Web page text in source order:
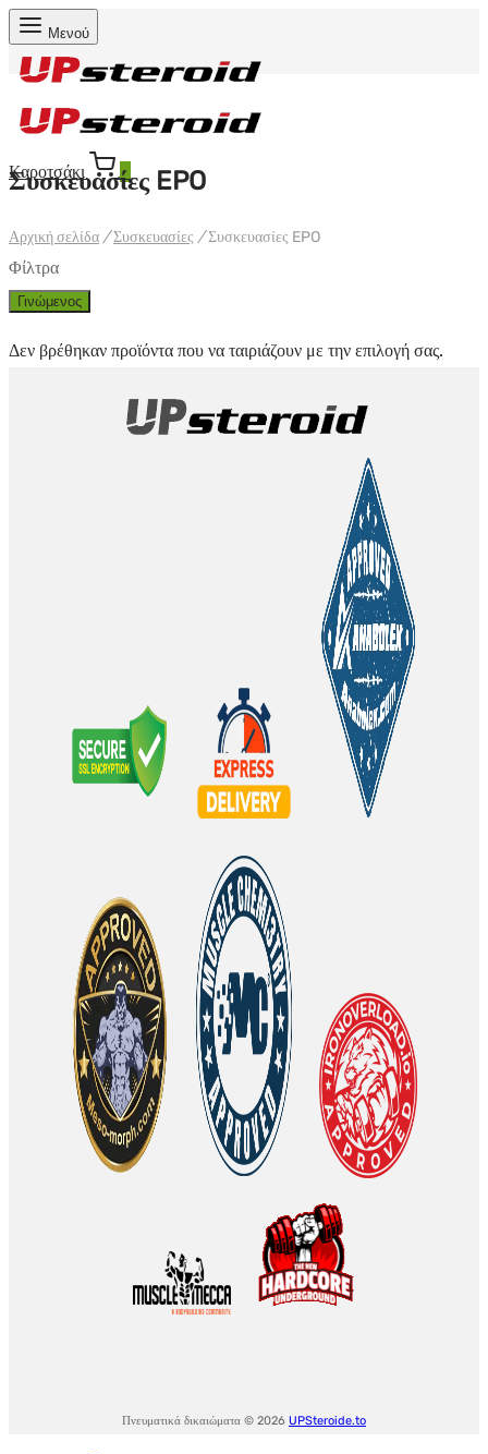
Μενού
Καροτσάκι 0
Συσκευασίες EPO
Αρχική σελίδα /Συσκευασίες /Συσκευασίες EPO
Φίλτρα
Γινώμενος
Δεν βρέθηκαν προϊόντα που να ταιριάζουν με την επιλογή σας.
Πνευματικά δικαιώματα © 2026 UPSteroide.to